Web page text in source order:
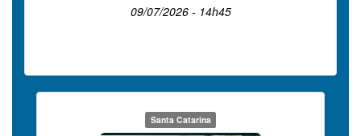
09/07/2026 - 14h45
Santa Catarina